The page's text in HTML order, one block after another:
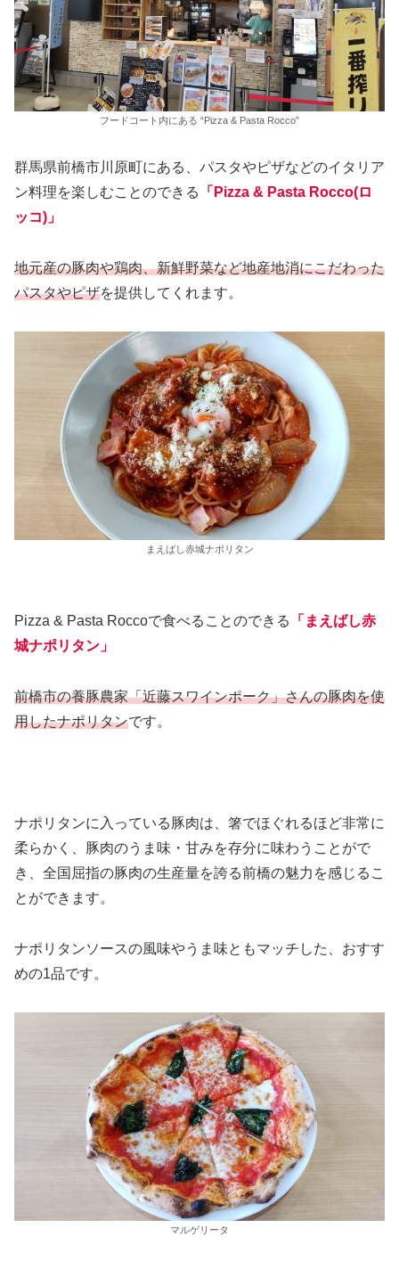
フードコート内にある “Pizza & Pasta Rocco”
群馬県前橋市川原町にある、パスタやピザなどのイタリア
ン料理を楽しむことのできる
「Pizza & Pasta Rocco(ロ
ッコ) 」
地元産の豚肉や鶏肉、新鮮野菜など地産地消にこだわった
パスタやピザを提供してくれます。
まえばし赤城ナポリタン
Pizza & Pasta Roccoで食べることのできる
「まえばし赤
城ナポリタン」
前橋市の養豚農家「近藤スワインポーク」さんの豚肉を使
用したナポリタンです。
ナポリタンに入っている豚肉は、箸でほぐれるほど非常に
柔らかく、豚肉のうま味・甘みを存分に味わうことがで
き、全国屈指の豚肉の生産量を誇る前橋の魅力を感じるこ
とができます。
ナポリタンソースの風味やうま味ともマッチした、おすす
めの1品です。
マルゲリータ